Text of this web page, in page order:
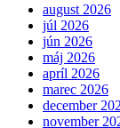
august 2026
júl 2026
jún 2026
máj 2026
apríl 2026
marec 2026
december
november